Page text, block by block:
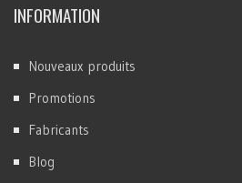
INFORMATION
Nouveaux produits
Promotions
Fabricants
Blog